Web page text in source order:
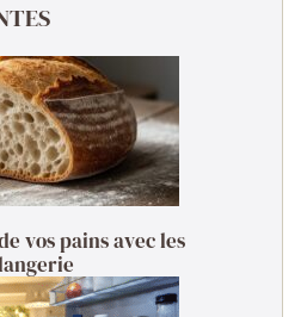
vos pains avec les